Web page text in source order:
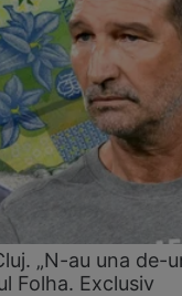
„N-au una de-
Folha. Exclusiv